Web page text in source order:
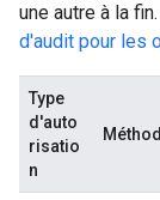
une autre à la
d'audit pour les
Type
d'auto
risatio
n